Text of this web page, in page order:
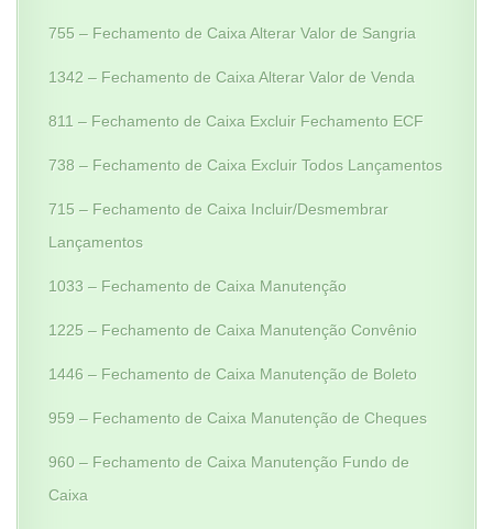
755 – Fechamento de Caixa Alterar Valor de Sangria
1342 – Fechamento de Caixa Alterar Valor de Venda
811 – Fechamento de Caixa Excluir Fechamento ECF
738 – Fechamento de Caixa Excluir Todos Lançamentos
715 – Fechamento de Caixa Incluir/Desmembrar
Lançamentos
1033 – Fechamento de Caixa Manutenção
1225 – Fechamento de Caixa Manutenção Convênio
1446 – Fechamento de Caixa Manutenção de Boleto
959 – Fechamento de Caixa Manutenção de Cheques
960 – Fechamento de Caixa Manutenção Fundo de
Caixa